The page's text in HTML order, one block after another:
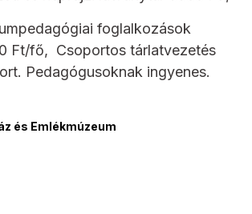
foglalkozások
Ft/fő, Csoportos tárlatvezetés
Pedagógusoknak ingyenes.
és Emlékmúzeum